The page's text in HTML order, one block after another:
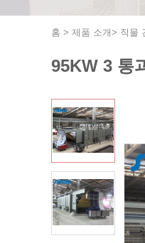
홈 > 제품 소개> 직물
95KW 3 통